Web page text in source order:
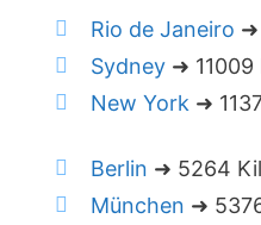
Rio de Janeiro ➜
Sydney ➜ 11009
New York ➜
Berlin ➜ 5264
München ➜